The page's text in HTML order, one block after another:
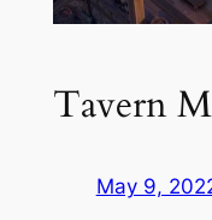
Tavern
May 9,